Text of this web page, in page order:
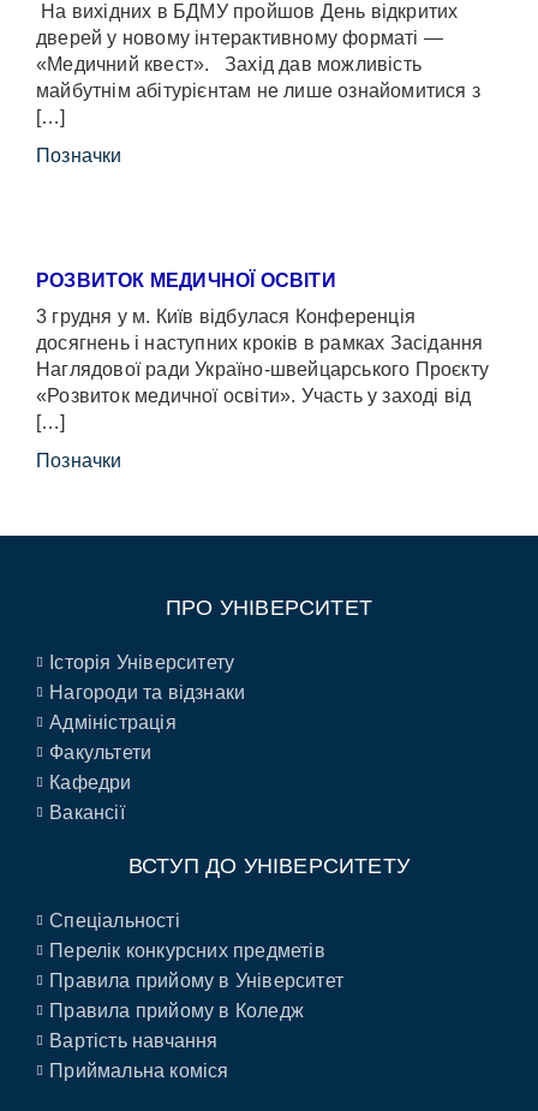
На вихідних в БДМУ пройшов День відкритих
дверей у новому інтерактивному форматі —
«Медичний квест». Захід дав можливість
майбутнім абітурієнтам не лише ознайомитися з
[…]
Позначки
РОЗВИТОК МЕДИЧНОЇ ОСВІТИ
3 грудня у м. Київ відбулася Конференція
досягнень і наступних кроків в рамках Засідання
Наглядової ради Україно-швейцарського Проєкту
«Розвиток медичної освіти». Участь у заході від
[…]
Позначки
ПРО УНІВЕРСИТЕТ
Історія Університету
Нагороди та відзнаки
Адміністрація
Факультети
Кафедри
Вакансії
ВСТУП ДО УНІВЕРСИТЕТУ
Спеціальності
Перелік конкурсних предметів
Правила прийому в Університет
Правила прийому в Коледж
Вартість навчання
Приймальна коміся